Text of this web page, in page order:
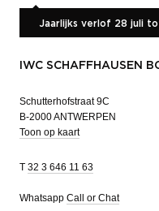
Jaarlijks verlof 28 juli
IWC SCHAFFHAUSEN
Schutterhofstraat 9C
B-2000 ANTWERPEN
Toon op kaart
T 32 3 646 11 63
Whatsapp Call or Chat